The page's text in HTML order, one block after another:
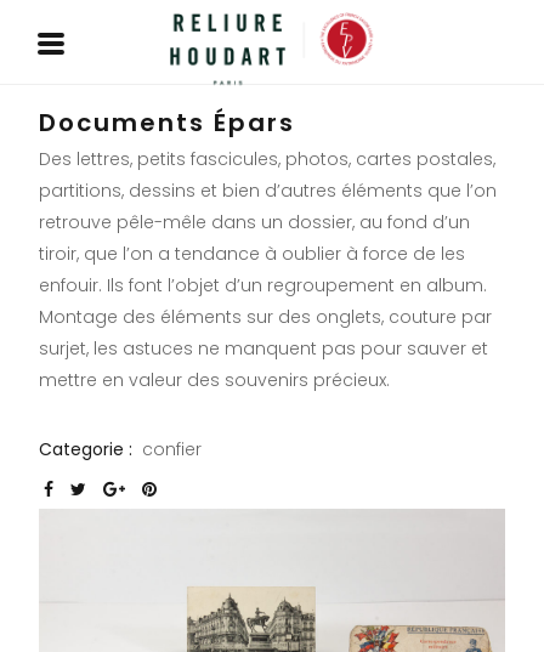
Documents Épars
Des lettres, petits fascicules, photos, cartes postales,
partitions, dessins et bien d’autres éléments que l’on
retrouve pêle-mêle dans un dossier, au fond d’un
tiroir, que l’on a tendance à oublier à force de les
enfouir. Ils font l’objet d’un regroupement en album.
Montage des éléments sur des onglets, couture par
surjet, les astuces ne manquent pas pour sauver et
mettre en valeur des souvenirs précieux.
Categorie : confier